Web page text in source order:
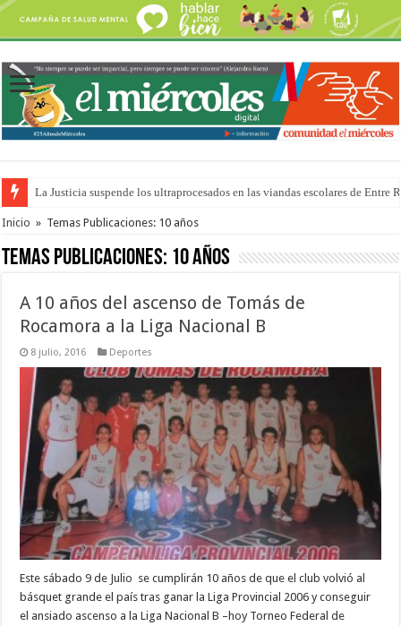
Se presentará la obra “La Runfla de los Macanos”
Inicio » Temas Publicaciones: 10 años
Temas Publicaciones: 10 años
A 10 años del ascenso de Tomás de
Rocamora a la Liga Nacional B
8 julio, 2016 Deportes
Este sábado 9 de Julio se cumplirán 10 años de que el club volvió al
básquet grande el país tras ganar la Liga Provincial 2006 y conseguir
el ansiado ascenso a la Liga Nacional B –hoy Torneo Federal de